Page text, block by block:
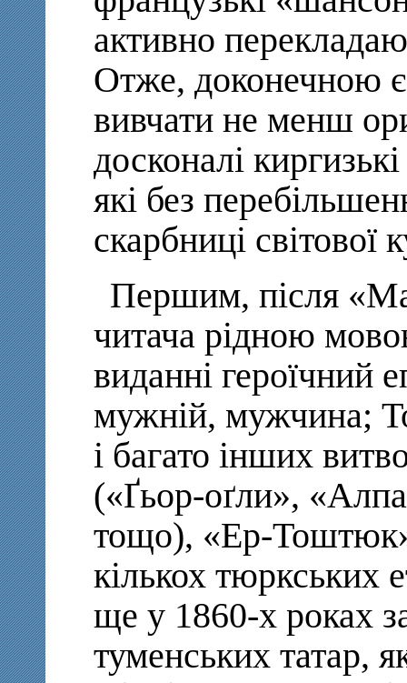
активно
Отже, доконечною
вивчати не менш
досконалі
які без
скарбниці світової
Першим, після
читача рідною
виданні
мужній, мужчина;
і багато інших
(«Ґьор-оґли»,
тощо), «Ер-
кількох тюркських
ще у 1860-х роках
туменських татар,